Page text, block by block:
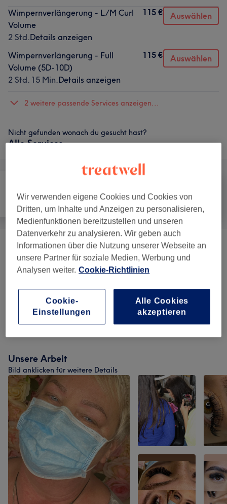
Wimpernverlängerung - L/M Curl
Volume
2 Std.Details anzeigen
115 € Auswählen
Wimpernverlängerung - Full
Volume (5D-10D)
2 Std. 15 Min.Details anzeigen
115 € Auswählen
2 weitere passende Services anzeigen...
Nicht gefunden wonach du gesucht hast?
Alle Services
Alle Haarentfernung Gesicht
Wimpernverlängerung ( 6) ab 45 €
Augenbrauen & Wimpern (3)
Permanent Make-Up ab 50 €
Wimpernverlängerungen ) 15 €
Unsere Arbeit
Bild anklicken für weitere Details
Wir verwenden eigene Cookies und Cookies von
Dritten, um Inhalte und Anzeigen zu personalisieren,
Medienfunktionen bereitzustellen und unseren
Datenverkehr zu analysieren. Wir geben auch
Informationen über die Nutzung unserer Webseite an
unsere Partner für soziale Medien, Werbung und
Analysen weiter. Cookie-Richtlinien
Cookie-
Einstellungen
Alle Cookies
akzeptieren